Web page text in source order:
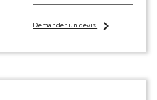
Demander un devischevron_right